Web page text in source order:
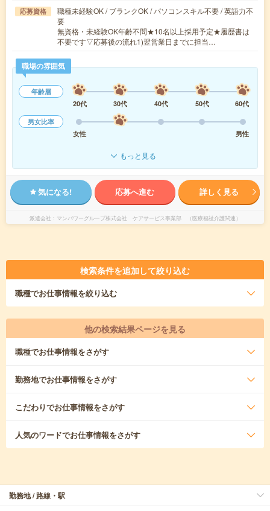
応募資格
職種未経験OK / ブランクOK / パソコンスキル不要 / 英語力不
要
無資格・未経験OK年齢不問★10名以上採用予定★履歴書は
不要です▽応募後の流れ1)翌営業日までに担当…
職場の雰囲気
年齢層
20代
30代 40代 50代
60代
男女比率
女性
男性
もっと見る
気になる! 応募へ進む 詳しく見る
派遣会社 マンパワーグループ株式会社 ケアサービス事業部 （医療福祉介護関連）
検索条件を追加して絞り込む
職種でお仕事情報を絞り込む
他の検索結果ページを見る
職種でお仕事情報をさがす
勤務地でお仕事情報をさがす
こだわりでお仕事情報をさがす
人気のワードでお仕事情報をさがす
勤務地 / 路線・駅